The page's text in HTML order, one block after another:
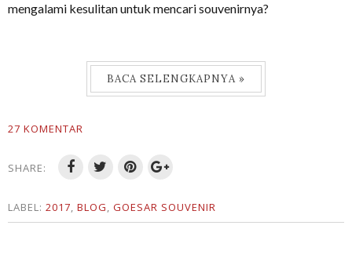
mengalami kesulitan untuk mencari souvenirnya?
BACA SELENGKAPNYA »
27 KOMENTAR
SHARE:
LABEL: 2017, BLOG, GOESAR SOUVENIR